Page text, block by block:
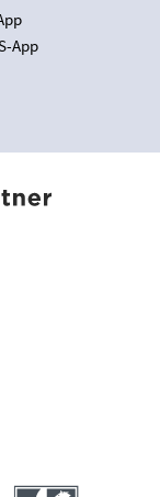
App